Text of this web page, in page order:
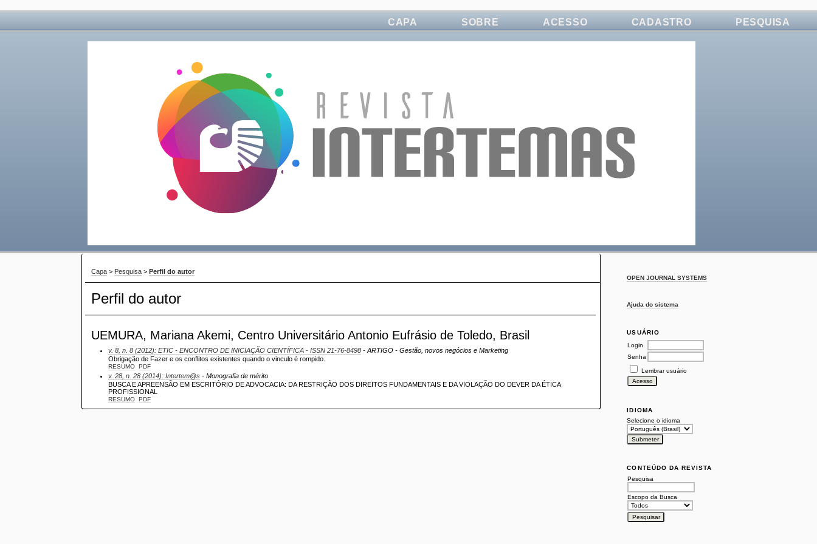
OPEN JOURNAL SYSTEMS
Ajuda do sistema
USUÁRIO
Login
Senha
Lembrar usuário
IDIOMA
Selecione o idioma
CONTEÚDO DA REVISTA
Pesquisa
Escopo da Busca
CAPA SOBRE ACESSO CADASTRO PESQUISA
Capa > Pesquisa >Perfil do autor
Perfil do autor
UEMURA, Mariana Akemi, Centro Universitário Antonio Eufrásio de Toledo, Brasil
v. 8, n. 8 (2012): ETIC - ENCONTRO DE INICIAÇÃO CIENTÍFICA - ISSN 21-76-8498 - ARTIGO - Gestão, novos negócios e Marketing
Obrigação de Fazer e os conflitos existentes quando o vinculo é rompido.
RESUMO PDF
v. 28, n. 28 (2014): Intertem@s - Monografia de mérito
BUSCA E APREENSÃO EM ESCRITÓRIO DE ADVOCACIA: DA RESTRIÇÃO DOS DIREITOS FUNDAMENTAIS E DA VIOLAÇÃO DO DEVER DA ÉTICA
PROFISSIONAL
RESUMO PDF